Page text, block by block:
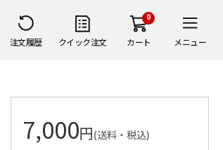
注文履歴 クイック注文
0
カート メニュー
7,000円(送料・税込)